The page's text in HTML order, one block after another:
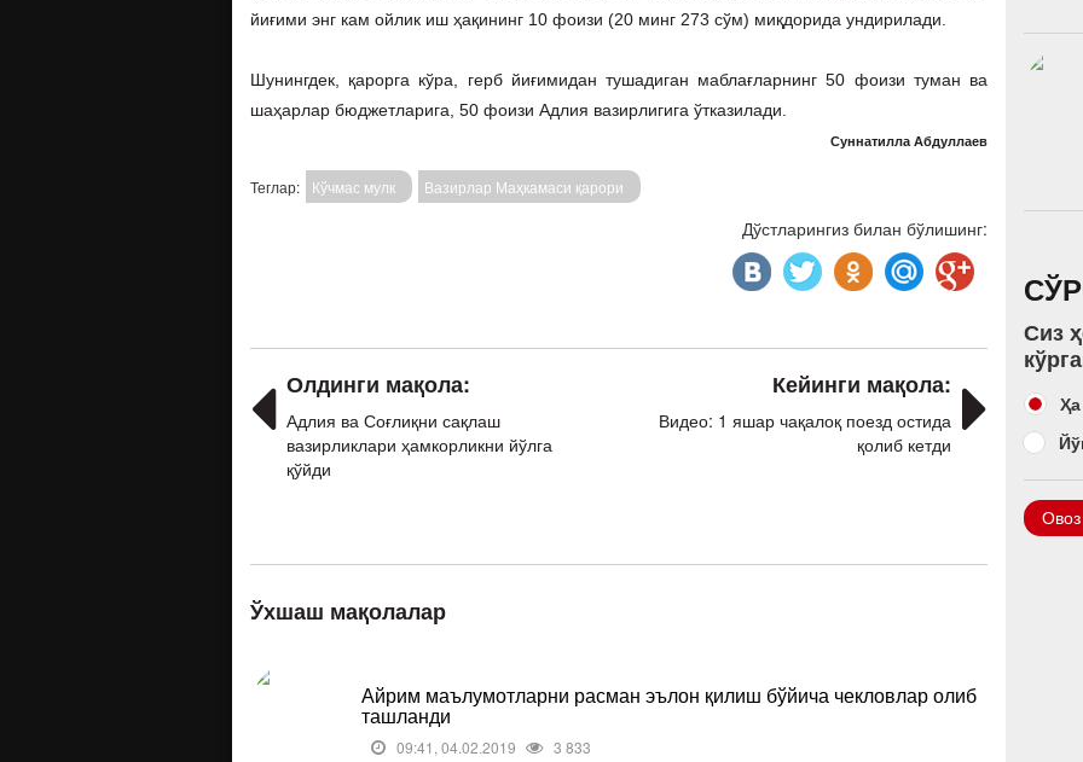
йиғими энг кам ойлик иш ҳақининг 10 фоизи (20 минг 273 сўм) миқдорида ундирилади.
Шунингдек, қарорга кўра, герб йиғимидан тушадиган маблағларнинг 50 фоизи туман ва
шаҳарлар бюджетларига, 50 фоизи Адлия вазирлигига ўтказилади.
Суннатилла Абдуллаев
Теглар: Кўчмас мулк Вазирлар Маҳкамаси қарори
Дўстларингиз билан бўлишинг:
Кейинги мақола:
Видео: 1 яшар чақалоқ поезд остида
қолиб кетди
Олдинги мақола:
Адлия ва Соғлиқни сақлаш
вазирликлари ҳамкорликни йўлга
қўйди
Ўхшаш мақолалар
Айрим маълумотларни расман эълон қилиш бўйича чекловлар олиб
ташланди
09:41, 04.02.2019 3 833
Сиз
Ҳа